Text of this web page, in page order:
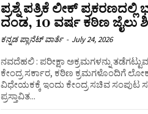
ಪ್ರಶ್ನೆ ಪತ್ರಿಕೆ ಲೀಕ್‌
ದಂಡ, 10 ವರ್ಷ ಕಠಿಣ ಜೈಲು
ಕನ್ನಡ ಪ್ಲಾನೆಟ್ ವಾರ್ತೆ - July 24, 2026
ನವದೆಹಲಿ : ಪರೀಕ್ಷಾ ಅಕ್ರಮಗಳನ್ನು ತಡೆಗಟ್ಟುವ ಸಂಬಂಧ ಕೊನೆಗೂ ಎಚ್ಚೆತ್ತುಕೊಂಡ
ಕೇಂದ್ರ ಸರ್ಕಾರ, ಕಠಿಣ ಕ್ರಮಗಳೊಂದಿಗೆ
ವಿಧೇಯಕಕ್ಕೆ ಇಂದು ಕೇಂದ್ರ ಸಚಿವ
ಪ್ರಸ್ತಾವಿತ...